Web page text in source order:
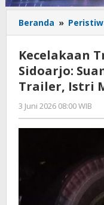
Beranda »
Kecelakaan
Sidoarjo:
Trailer, Istri
3 Juni 2026 08:00 WIB